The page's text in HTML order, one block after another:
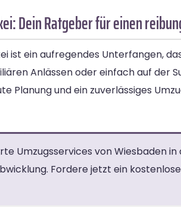
Dein Ratgeber für einen
ist ein aufregendes Unterfangen,
Anlässen oder einfach auf der
Planung und ein zuverlässiges
Umzugsservices von Wiesbaden
Fordere jetzt ein